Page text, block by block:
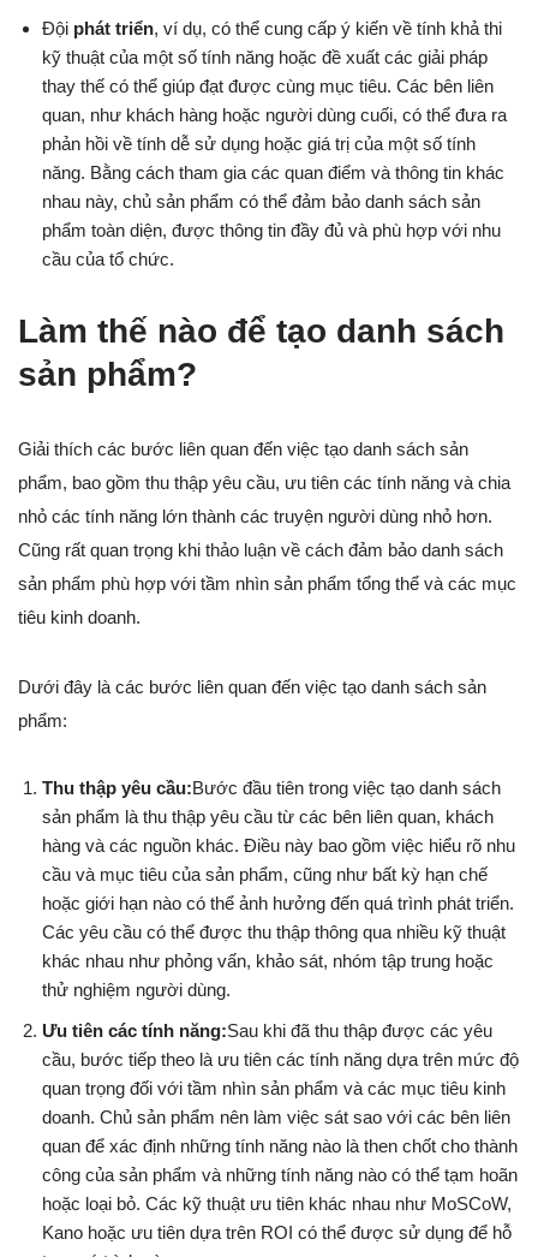
Đội phát triển, ví dụ, có thể cung cấp ý kiến về tính khả thi
kỹ thuật của một số tính năng hoặc đề xuất các giải pháp
thay thế có thể giúp đạt được cùng mục tiêu. Các bên liên
quan, như khách hàng hoặc người dùng cuối, có thể đưa ra
phản hồi về tính dễ sử dụng hoặc giá trị của một số tính
năng. Bằng cách tham gia các quan điểm và thông tin khác
nhau này, chủ sản phẩm có thể đảm bảo danh sách sản
phẩm toàn diện, được thông tin đầy đủ và phù hợp với nhu
cầu của tổ chức.
Làm thế nào để tạo danh sách
sản phẩm?
Giải thích các bước liên quan đến việc tạo danh sách sản
phẩm, bao gồm thu thập yêu cầu, ưu tiên các tính năng và chia
nhỏ các tính năng lớn thành các truyện người dùng nhỏ hơn.
Cũng rất quan trọng khi thảo luận về cách đảm bảo danh sách
sản phẩm phù hợp với tầm nhìn sản phẩm tổng thể và các mục
tiêu kinh doanh.
Dưới đây là các bước liên quan đến việc tạo danh sách sản
phẩm:
Thu thập yêu cầu:Bước đầu tiên trong việc tạo danh sách
sản phẩm là thu thập yêu cầu từ các bên liên quan, khách
hàng và các nguồn khác. Điều này bao gồm việc hiểu rõ nhu
cầu và mục tiêu của sản phẩm, cũng như bất kỳ hạn chế
hoặc giới hạn nào có thể ảnh hưởng đến quá trình phát triển.
Các yêu cầu có thể được thu thập thông qua nhiều kỹ thuật
khác nhau như phỏng vấn, khảo sát, nhóm tập trung hoặc
thử nghiệm người dùng.
Ưu tiên các tính năng:Sau khi đã thu thập được các yêu
cầu, bước tiếp theo là ưu tiên các tính năng dựa trên mức độ
quan trọng đối với tầm nhìn sản phẩm và các mục tiêu kinh
doanh. Chủ sản phẩm nên làm việc sát sao với các bên liên
quan để xác định những tính năng nào là then chốt cho thành
công của sản phẩm và những tính năng nào có thể tạm hoãn
hoặc loại bỏ. Các kỹ thuật ưu tiên khác nhau như MoSCoW,
Kano hoặc ưu tiên dựa trên ROI có thể được sử dụng để hỗ